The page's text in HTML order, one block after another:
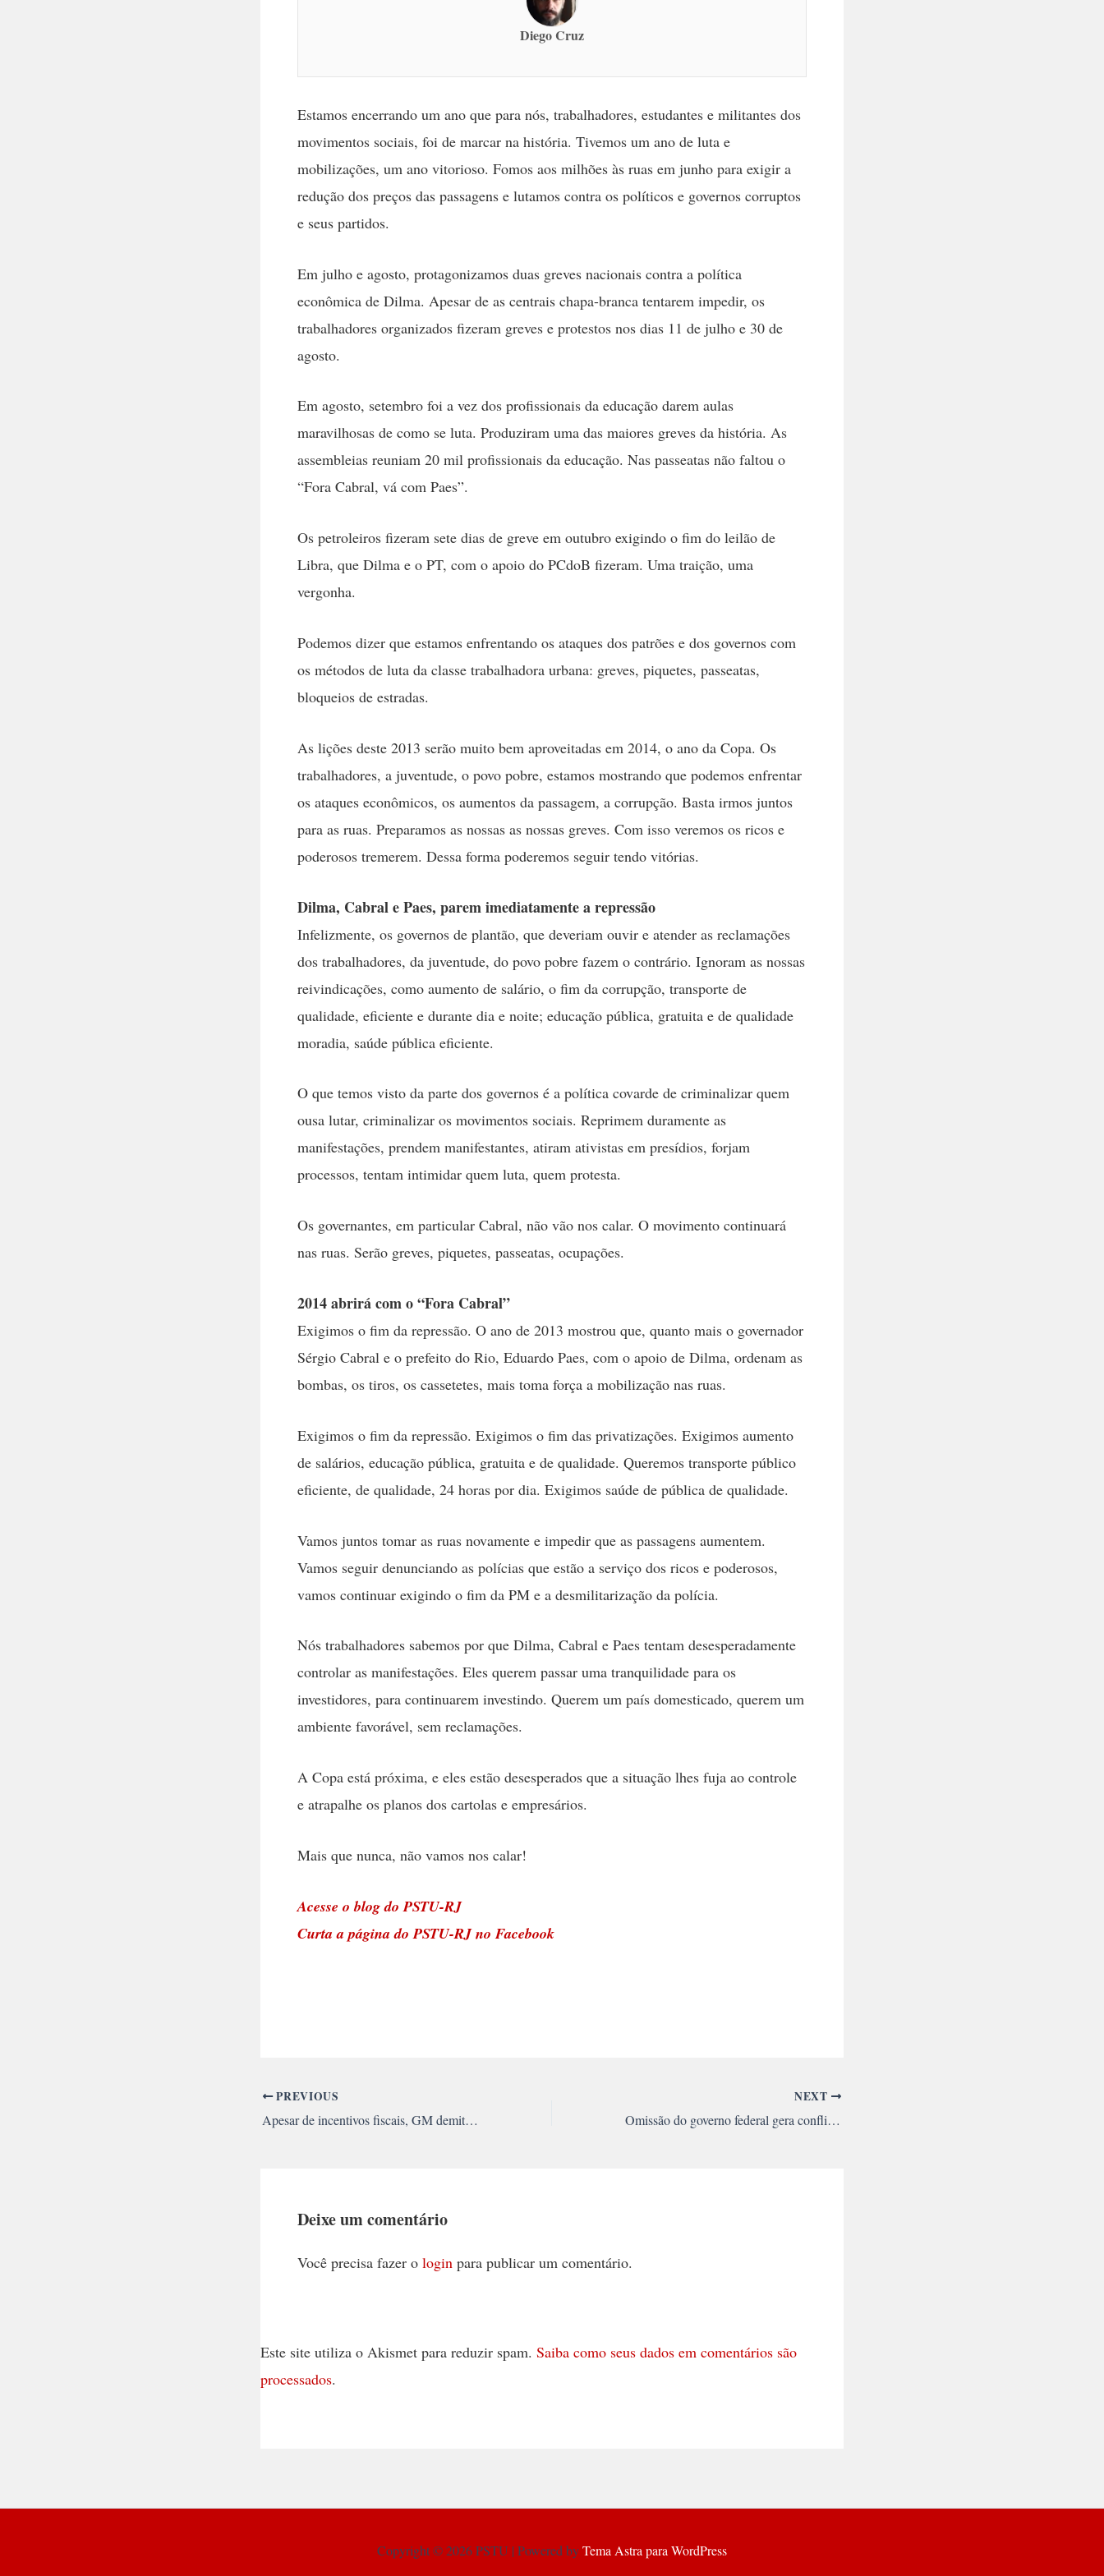
Diego Cruz
Estamos encerrando um ano que para nós, trabalhadores, estudantes e militantes dos
movimentos sociais, foi de marcar na história. Tivemos um ano de luta e
mobilizações, um ano vitorioso. Fomos aos milhões às ruas em junho para exigir a
redução dos preços das passagens e lutamos contra os políticos e governos corruptos
e seus partidos.
Em julho e agosto, protagonizamos duas greves nacionais contra a política
econômica de Dilma. Apesar de as centrais chapa-branca tentarem impedir, os
trabalhadores organizados fizeram greves e protestos nos dias 11 de julho e 30 de
agosto.
Em agosto, setembro foi a vez dos profissionais da educação darem aulas
maravilhosas de como se luta. Produziram uma das maiores greves da história. As
assembleias reuniam 20 mil profissionais da educação. Nas passeatas não faltou o
“Fora Cabral, vá com Paes”.
Os petroleiros fizeram sete dias de greve em outubro exigindo o fim do leilão de
Libra, que Dilma e o PT, com o apoio do PCdoB fizeram. Uma traição, uma
vergonha.
Podemos dizer que estamos enfrentando os ataques dos patrões e dos governos com
os métodos de luta da classe trabalhadora urbana: greves, piquetes, passeatas,
bloqueios de estradas.
As lições deste 2013 serão muito bem aproveitadas em 2014, o ano da Copa. Os
trabalhadores, a juventude, o povo pobre, estamos mostrando que podemos enfrentar
os ataques econômicos, os aumentos da passagem, a corrupção. Basta irmos juntos
para as ruas. Preparamos as nossas as nossas greves. Com isso veremos os ricos e
poderosos tremerem. Dessa forma poderemos seguir tendo vitórias.
Dilma, Cabral e Paes, parem imediatamente a repressão
Infelizmente, os governos de plantão, que deveriam ouvir e atender as reclamações
dos trabalhadores, da juventude, do povo pobre fazem o contrário. Ignoram as nossas
reivindicações, como aumento de salário, o fim da corrupção, transporte de
qualidade, eficiente e durante dia e noite; educação pública, gratuita e de qualidade
moradia, saúde pública eficiente.
O que temos visto da parte dos governos é a política covarde de criminalizar quem
ousa lutar, criminalizar os movimentos sociais. Reprimem duramente as
manifestações, prendem manifestantes, atiram ativistas em presídios, forjam
processos, tentam intimidar quem luta, quem protesta.
Os governantes, em particular Cabral, não vão nos calar. O movimento continuará
nas ruas. Serão greves, piquetes, passeatas, ocupações.
2014 abrirá com o “Fora Cabral”
Exigimos o fim da repressão. O ano de 2013 mostrou que, quanto mais o governador
Sérgio Cabral e o prefeito do Rio, Eduardo Paes, com o apoio de Dilma, ordenam as
bombas, os tiros, os cassetetes, mais toma força a mobilização nas ruas.
Exigimos o fim da repressão. Exigimos o fim das privatizações. Exigimos aumento
de salários, educação pública, gratuita e de qualidade. Queremos transporte público
eficiente, de qualidade, 24 horas por dia. Exigimos saúde de pública de qualidade.
Vamos juntos tomar as ruas novamente e impedir que as passagens aumentem.
Vamos seguir denunciando as polícias que estão a serviço dos ricos e poderosos,
vamos continuar exigindo o fim da PM e a desmilitarização da polícia.
Nós trabalhadores sabemos por que Dilma, Cabral e Paes tentam desesperadamente
controlar as manifestações. Eles querem passar uma tranquilidade para os
investidores, para continuarem investindo. Querem um país domesticado, querem um
ambiente favorável, sem reclamações.
A Copa está próxima, e eles estão desesperados que a situação lhes fuja ao controle
e atrapalhe os planos dos cartolas e empresários.
Mais que nunca, não vamos nos calar!
Acesse o blog do PSTU-RJ
Curta a página do PSTU-RJ no Facebook
PREVIOUS
Apesar de incentivos fiscais, GM demite em São José dos Campos
NEXT
Omissão do governo federal gera conflito entre fazendeiros e povo Tenharim no sul do Amazonas
Deixe um comentário
Você precisa fazer o login para publicar um comentário.
Este site utiliza o Akismet para reduzir spam. Saiba como seus dados em comentários são
processados.
Copyright © 2026 PSTU | Powered byTema Astra para WordPress